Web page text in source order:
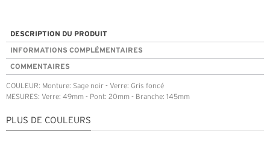
DESCRIPTION DU PRODUIT
INFORMATIONS COMPLÉMENTAIRES
COMMENTAIRES
COULEUR: Monture: Sage noir - Verre: Gris foncé
MESURES: Verre: 49mm - Pont: 20mm - Branche: 145mm
PLUS DE COULEURS